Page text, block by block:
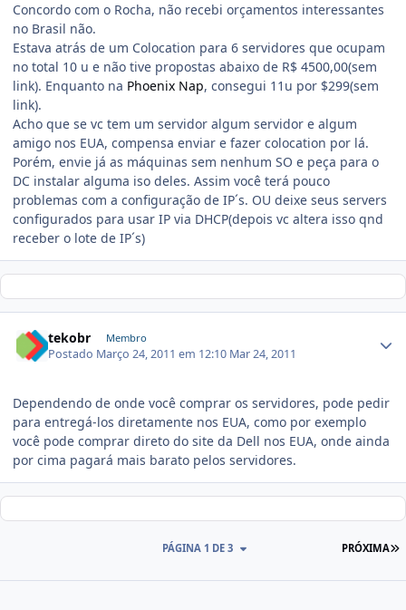
Concordo com o Rocha, não recebi orçamentos interessantes
no Brasil não.
Estava atrás de um Colocation para 6 servidores que ocupam
no total 10 u e não tive propostas abaixo de R$ 4500,00(sem
link). Enquanto na Phoenix Nap, consegui 11u por $299(sem
link).
Acho que se vc tem um servidor algum servidor e algum
amigo nos EUA, compensa enviar e fazer colocation por lá.
Porém, envie já as máquinas sem nenhum SO e peça para o
DC instalar alguma iso deles. Assim você terá pouco
problemas com a configuração de IP´s. OU deixe seus servers
configurados para usar IP via DHCP(depois vc altera isso qnd
receber o lote de IP´s)
tekobr Membro
Postado Março 24, 2011 em 12:10 Mar 24, 2011
Dependendo de onde você comprar os servidores, pode pedir
para entregá-los diretamente nos EUA, como por exemplo
você pode comprar direto do site da Dell nos EUA, onde ainda
por cima pagará mais barato pelos servidores.
PRÓXIMA
PÁGINA 1 DE 3